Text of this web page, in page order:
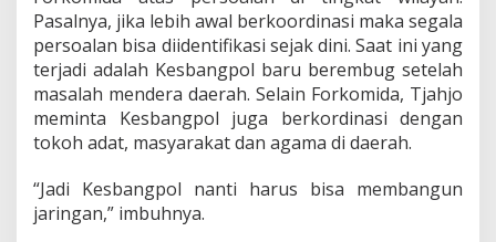
o
l
o
g
i
R
a
d
k
a
Pasalnya, jika lebih awal berkoordinasi maka segala
persoalan bisa diidentifikasi sejak dini. Saat ini yang
terjadi adalah Kesbangpol baru berembug setelah
masalah mendera daerah. Selain Forkomida, Tjahjo
meminta Kesbangpol juga berkordinasi dengan
tokoh adat, masyarakat dan agama di daerah.
“Jadi Kesbangpol nanti harus bisa membangun
jaringan,” imbuhnya.